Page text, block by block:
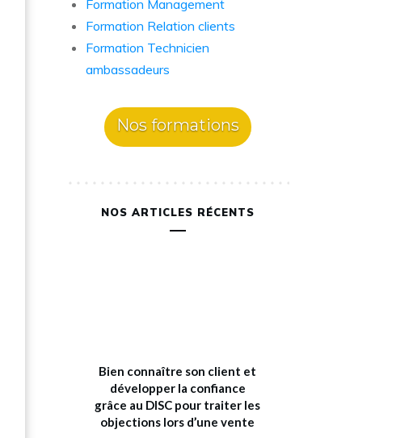
Formation Management
Formation Relation clients
Formation Technicien
ambassadeurs
Nos formations
NOS ARTICLES RÉCENTS
Bien connaître son client et
développer la confiance
grâce au DISC pour traiter les
objections lors d’une vente